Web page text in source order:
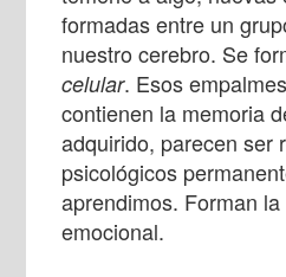
formadas entre un
nuestro cerebro. Se
celular. Esos
contienen la memoria
adquirido, parecen ser
psicológicos
aprendimos. Forman
emocional.